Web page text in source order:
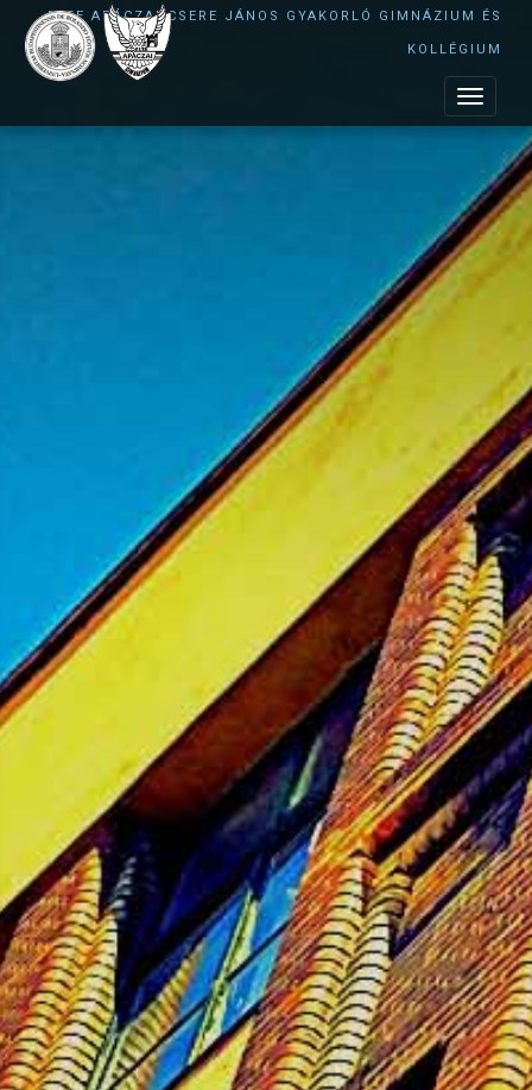
ELTE APÁCZAI CSERE JÁNOS GYAKORLÓ GIMNÁZIUM ÉS
KOLLÉGIUM